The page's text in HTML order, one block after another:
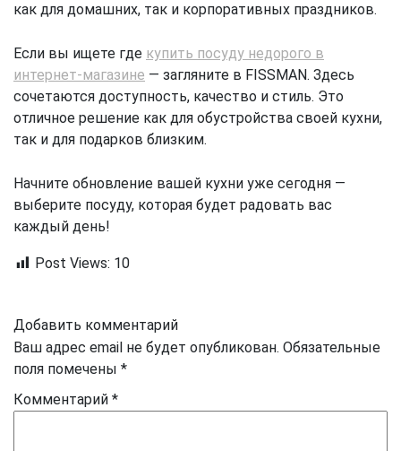
как для домашних, так и корпоративных праздников.
Если вы ищете где купить посуду недорого в
интернет-магазине — загляните в FISSMAN. Здесь
сочетаются доступность, качество и стиль. Это
отличное решение как для обустройства своей кухни,
так и для подарков близким.
Начните обновление вашей кухни уже сегодня —
выберите посуду, которая будет радовать вас
каждый день!
Post Views: 10
Добавить комментарий
Ваш адрес email не будет опубликован. Обязательные
поля помечены *
Комментарий *